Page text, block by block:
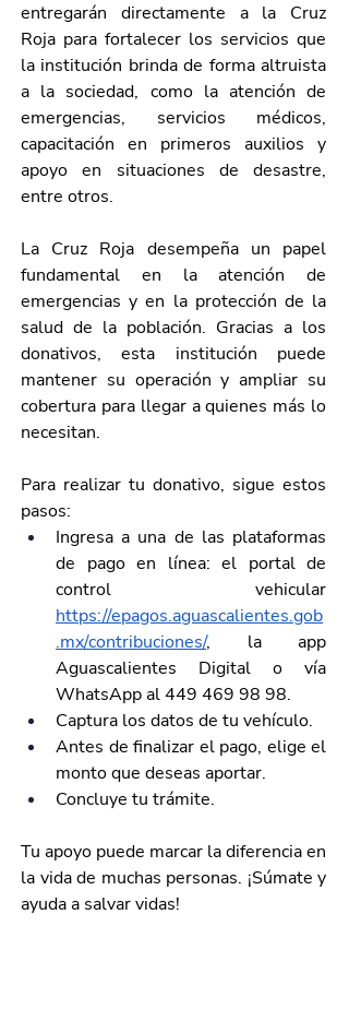
entregarán directamente a la Cruz
Roja para fortalecer los servicios que
la institución brinda de forma altruista
a la sociedad, como la atención de
emergencias, servicios médicos,
capacitación en primeros auxilios y
apoyo en situaciones de desastre,
entre otros.
La Cruz Roja desempeña un papel
fundamental en la atención de
emergencias y en la protección de la
salud de la población. Gracias a los
donativos, esta institución puede
mantener su operación y ampliar su
cobertura para llegar a quienes más lo
necesitan.
Para realizar tu donativo, sigue estos
pasos:
Ingresa a una de las plataformas
de pago en línea: el portal de
https://epagos.aguascalientes.gob
.mx/contribuciones/, la app
Aguascalientes Digital o vía
WhatsApp al 449 469 98 98.
Captura los datos de tu vehículo.
Antes de finalizar el pago, elige el
monto que deseas aportar.
Concluye tu trámite.
Tu apoyo puede marcar la diferencia en
la vida de muchas personas. ¡Súmate y
ayuda a salvar vidas!